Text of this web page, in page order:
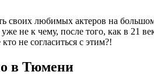
своих любимых актеров на
не к чему, после того, как в 21
не согласиться с этим?!
в Тюмени